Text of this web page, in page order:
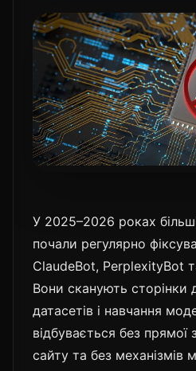
У 2025–2026 роках
почали регулярно
ClaudeBot, PerplexityBot
Вони сканують сторінки
датасетів і навчання
відбувається без прямої
сайту та без механізмів